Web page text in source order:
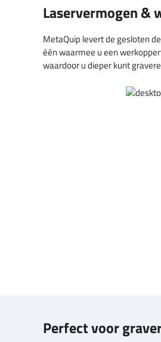
Laservermogen &
MetaQuip levert de gesloten
één waarmee u een
waardoor u dieper kunt
Perfect voor